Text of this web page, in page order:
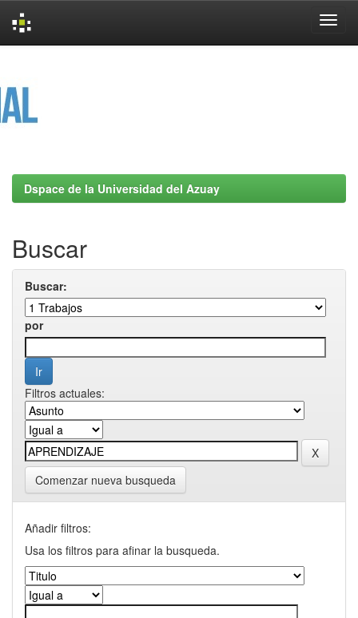
Dspace de la Universidad del Azuay
Buscar
Buscar:
por
Filtros actuales:
Comenzar nueva busqueda
Añadir filtros:
Usa los filtros para afinar la busqueda.